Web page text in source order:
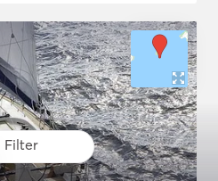
Filter